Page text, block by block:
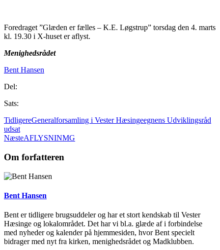
Foredraget ”Glæden er fælles – K.E. Løgstrup” torsdag den 4. marts
kl. 19.30 i X-huset er aflyst.
Menighedsrådet
Bent Hansen
Del:
Sats:
TidligereGeneralforsamling i Vester Hæsingeegnens Udviklingsråd
udsat
NæsteAFLYSNINMG
Om forfatteren
Bent Hansen
Bent er tidligere brugsuddeler og har et stort kendskab til Vester
Hæsinge og lokalområdet. Det har vi bl.a. glæde af i forbindelse
med nyheder og kalender på hjemmesiden, hvor Bent specielt
bidrager med nyt fra kirken, menighedsrådet og Madklubben.